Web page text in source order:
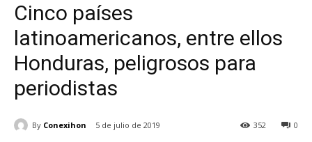
Cinco países
latinoamericanos, entre ellos
Honduras, peligrosos para
periodistas
By Conexihon 5 de julio de 2019 0
352